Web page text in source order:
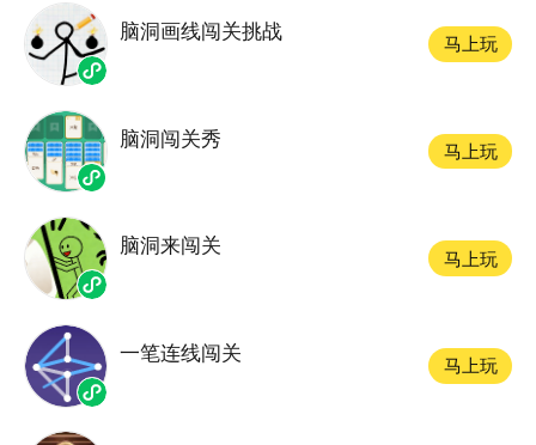
脑洞画线闯关挑战
马上玩
脑洞闯关秀
马上玩
脑洞来闯关
马上玩
一笔连线闯关
马上玩